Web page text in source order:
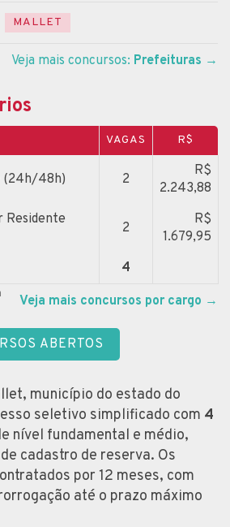
MALLET
Veja mais concursos: Prefeituras →
VAGAS R$
(24h/48h) 2
R$
2.243,88
Residente
2
R$
1.679,95
4
Veja mais concursos por cargo →
ABERTOS
município do estado do
seletivo simplificado com 4
nível fundamental e médio,
cadastro de reserva. Os
por 12 meses, com
até o prazo máximo